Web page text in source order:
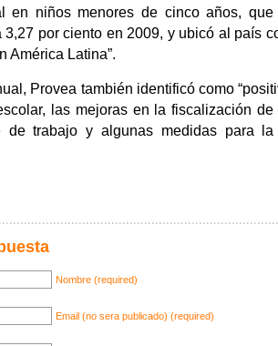
en niños menores de cinco años,
por ciento en 2009, y ubicó al país
América Latina”.
Provea también identificó como
las mejoras en la fiscalización
de trabajo y algunas medidas para la
Nombre (required)
Email (no sera publicado) (required)